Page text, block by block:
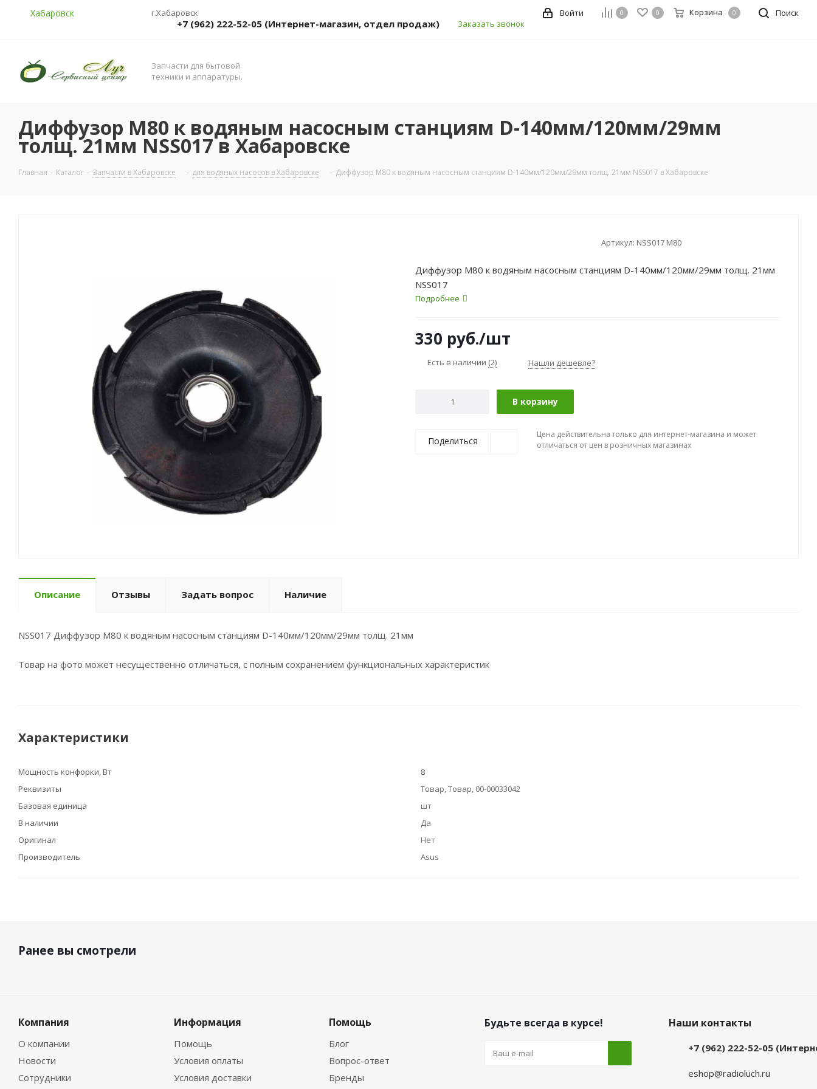
Хабаровск г.Хабаровск Поиск
0 0 Корзина 0
Войти
+7 (962) 222-52-05 (Интернет-магазин, отдел продаж) Заказать звонок
Запчасти для бытовой
техники и аппаратуры.
Диффузор М80 к водяным насосным станциям D-140мм/120мм/29мм
толщ. 21мм NSS017 в Хабаровске
Главная - Каталог - Запчасти в Хабаровске - для водяных насосов в Хабаровске - Диффузор М80 к водяным насосным станциям D-140мм/120мм/29мм толщ. 21мм NSS017 в Хабаровске
Артикул: NSS017 М80
Диффузор М80 к водяным насосным станциям D-140мм/120мм/29мм толщ. 21мм
NSS017
Подробнее
330 руб./шт
Есть в наличии (2) Нашли дешевле?
В корзину
Поделиться
Цена действительна только для интернет-магазина и может
отличаться от цен в розничных магазинах
Описание Отзывы Задать вопрос Наличие
NSS017 Диффузор М80 к водяным насосным станциям D-140мм/120мм/29мм толщ. 21мм
Товар на фото может несущественно отличаться, с полным сохранением функциональных характеристик
Характеристики
Мощность конфорки, Вт
8
Реквизиты
Товар, Товар, 00-00033042
Базовая единица
шт
В наличии
Да
Оригинал
Нет
Производитель
Asus
Ранее вы смотрели
Компания
О компании
Новости
Сотрудники
Информация
Помощь
Условия оплаты
Условия доставки
Помощь
Блог
Вопрос-ответ
Бренды
Будьте всегда в курсе! Наши контакты
+7 (962) 222-52-05
eshop@radioluch.ru